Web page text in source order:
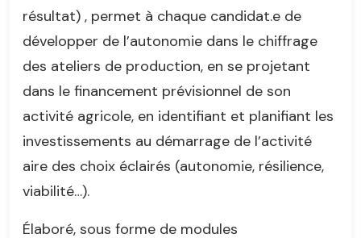
résultat) , permet à chaque candidat.e de
développer de l’autonomie dans le chiffrage
des ateliers de production, en se projetant
dans le financement prévisionnel de son
activité agricole, en identifiant et planifiant les
investissements au démarrage de l’activité
aire des choix éclairés (autonomie, résilience,
viabilité…).
Élaboré, sous forme de modules